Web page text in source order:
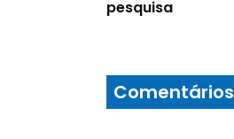
pesquisa
Comentários